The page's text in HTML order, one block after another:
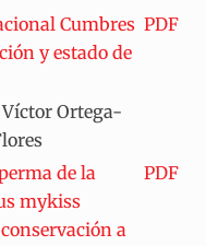
Cumbres
y estado de
PDF
Ortega-
de la
mykiss
a
PDF